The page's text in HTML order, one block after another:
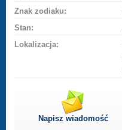
Znak zodiaku:
Stan:
Lokalizacja:
Napisz wiadomość